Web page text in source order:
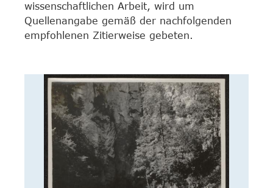
wissenschaftlichen Arbeit, wird um
Quellenangabe gemäß der nachfolgenden
empfohlenen Zitierweise gebeten.